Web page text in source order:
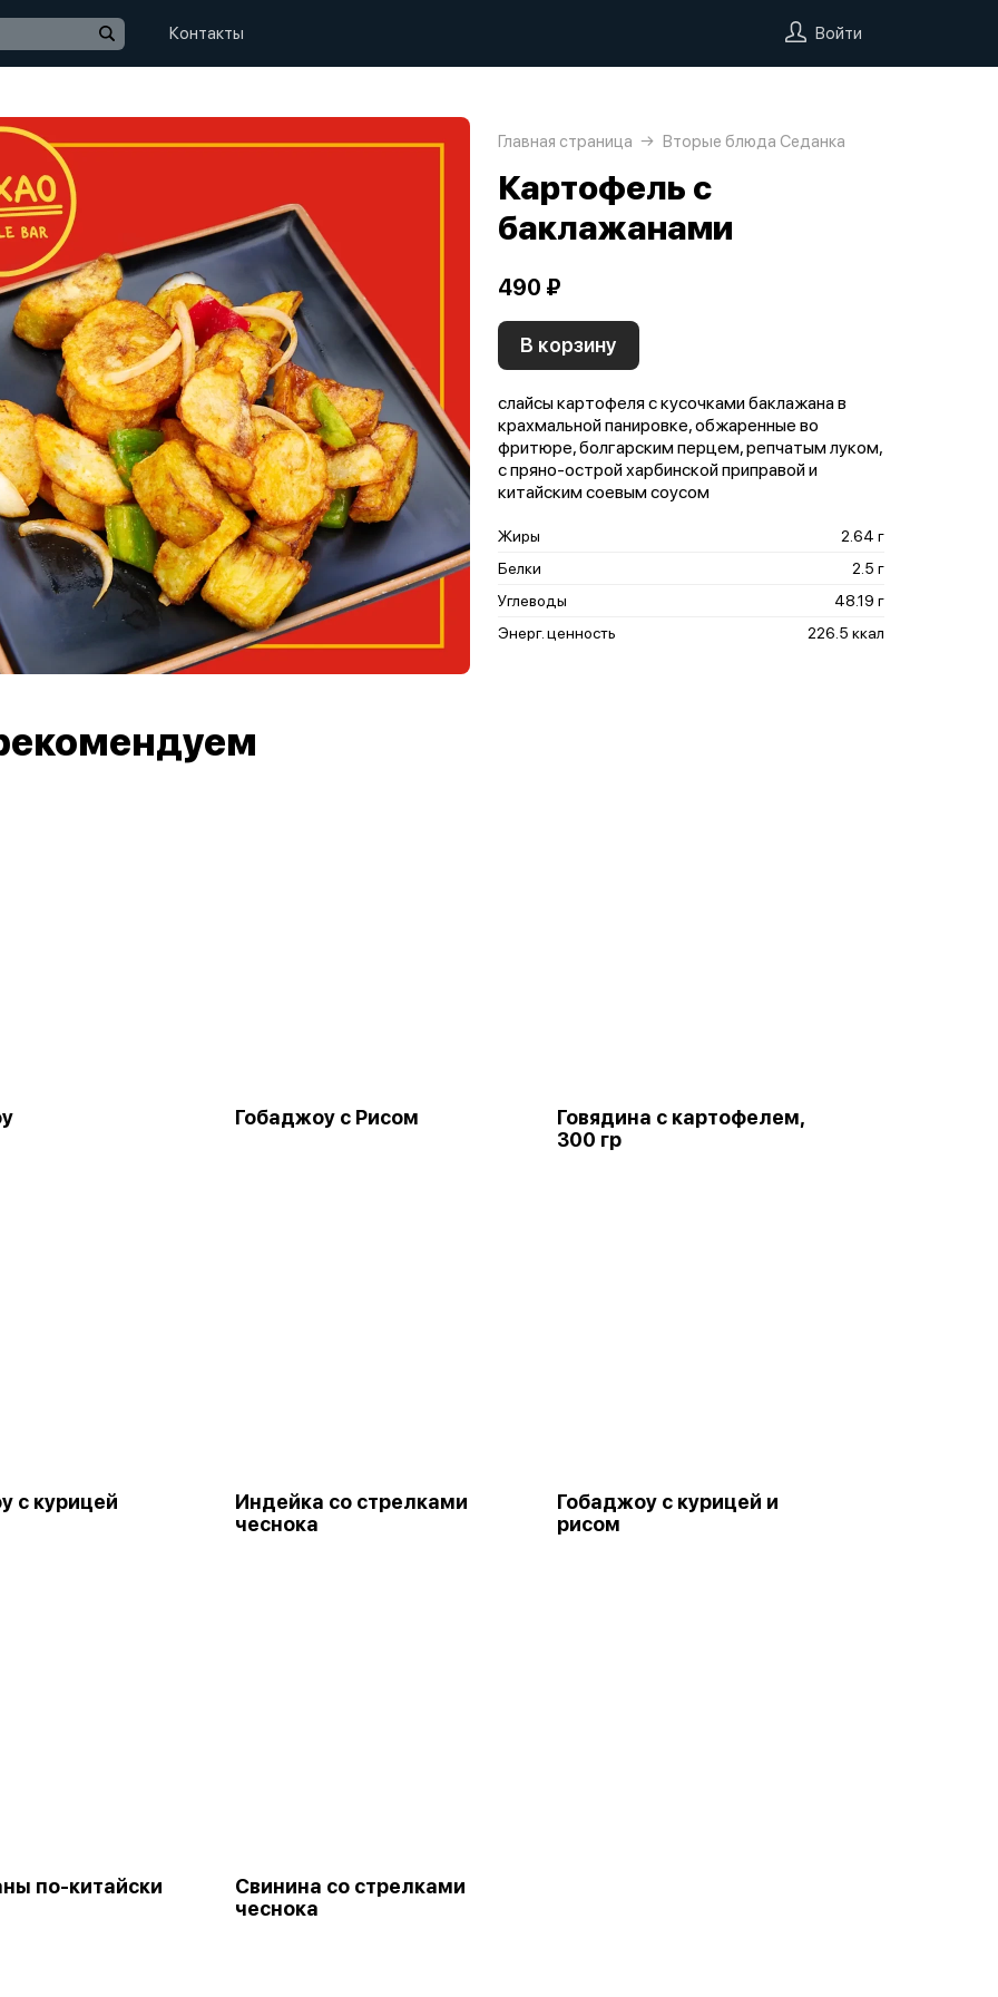
Контакты Войти
Главная страница Вторые блюда Седанка
Картофель с
баклажанами
490 ₽
В корзину
слайсы картофеля с кусочками баклажана в
крахмальной панировке, обжаренные во
фритюре, болгарским перцем, репчатым луком,
с пряно-острой харбинской приправой и
китайским соевым соусом
Жиры
2.64 г
Белки
2.5 г
Углеводы
48.19 г
Энерг. ценность
226.5 ккал
Гобаджоу с Рисом
Говядина с картофелем,
300 гр
с курицей
Индейка со стрелками
чеснока
Гобаджоу с курицей и
рисом
по-китайски
Свинина со стрелками
чеснока